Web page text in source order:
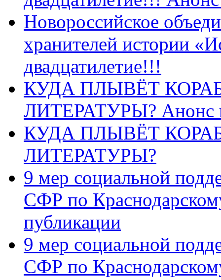
Новороссийское
хранителей истории
двадцатилетие!!!
КУДА ПЛЫВЁТ
ЛИТЕРАТУРЫ? Анонс
КУДА ПЛЫВЁТ
ЛИТЕРАТУРЫ?
9 мер социальной
СФР по
публикации
9 мер социальной
СФР по